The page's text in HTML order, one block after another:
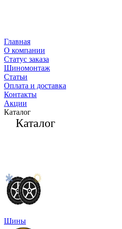
Главная
О компании
Статус заказа
Шиномонтаж
Статьи
Оплата и доставка
Контакты
Акции
Каталог
Каталог
Шины